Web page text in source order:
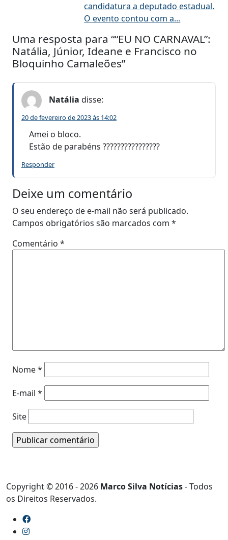
candidatura a deputado estadual.
O evento contou com a...
Uma resposta para ““EU NO CARNAVAL”:
Natália, Júnior, Ideane e Francisco no
Bloquinho Camaleões”
Natália disse:
20 de fevereiro de 2023 às 14:02
Amei o bloco.
Estão de parabéns ????????????????
Responder
Deixe um comentário
O seu endereço de e-mail não será publicado.
Campos obrigatórios são marcados com *
Comentário *
Nome*
E-mail *
Site
Copyright © 2016 - 2026 Marco Silva Notícias- Todos
os Direitos Reservados.